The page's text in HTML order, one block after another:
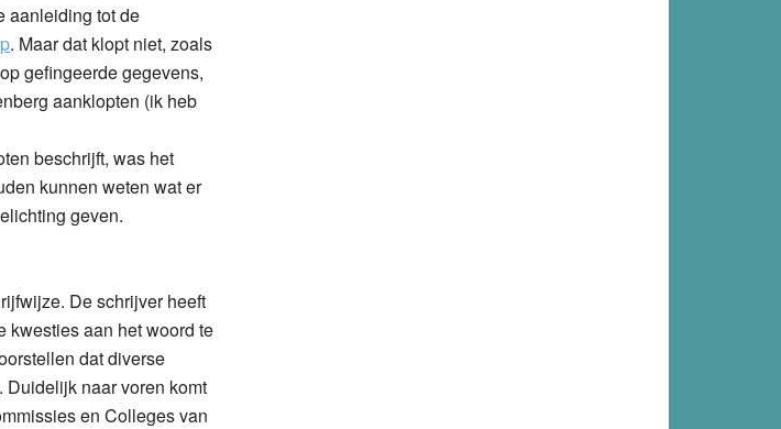
aanleiding tot de
. Maar dat klopt niet, zoals
gefingeerde gegevens,
aanklopten (ik heb
beschrijft, was het
kunnen weten wat er
geven.
De schrijver heeft
kwesties aan het woord te
dat diverse
naar voren komt
en Colleges van